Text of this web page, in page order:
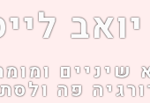
שיניים
פה